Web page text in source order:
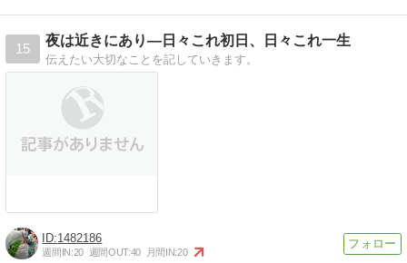
15
夜は近きにあり―日々これ初日、日々これ一生
伝えたい大切なことを記していきます。
1482186
週間IN:20 週間OUT:40 月間IN:20